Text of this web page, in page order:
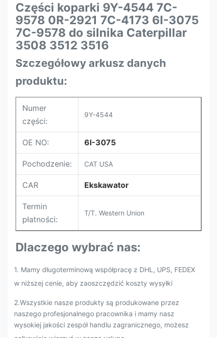
Części koparki 9Y-4544 7C-
9578 0R-2921 7C-4173 6I-3075
7C-9578 do silnika Caterpillar
3508 3512 3516
Szczegółowy arkusz danych
produktu:
Numer
części:
9Y-4544
OE NO: 6I-3075
Pochodzenie: CAT USA
CAR Ekskawator
Termin
płatności:
T/T. Western Union
Dlaczego wybrać nas:
1. Mamy długoterminową współpracę z DHL, UPS, FEDEX
w niższej cenie, aby zaoszczędzić koszty wysyłki
2.Wszystkie nasze produkty są produkowane przez
naszego profesjonalnego pracownika i mamy nasz
wysokiej jakości zespół handlu zagranicznego, możesz